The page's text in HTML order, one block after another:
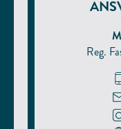
Reg.